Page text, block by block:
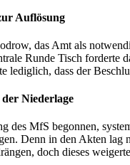
Auflösung
das Amt als
Runde Tisch
lediglich, dass der
Niederlage
des MfS begonnen,
Denn in den Akten lag
doch dieses